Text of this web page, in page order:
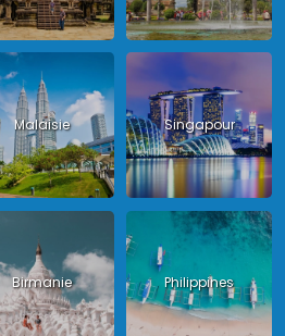
Malaisie Singapour
Birmanie Philippines